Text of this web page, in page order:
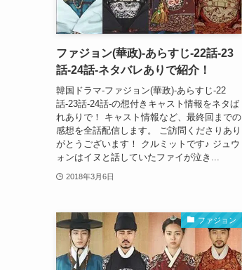
ファジョン(華政)-あらすじ-22話-23
話-24話-ネタバレありで紹介！
韓国ドラマ-ファジョン(華政)-あらすじ-22
話-23話-24話-の想付きキャスト情報をネタば
れありで！ キャスト情報など、最終回までの
感想を全話配信します。 ご訪問くださりあり
がとうございます！ クルミットです♪ ジュウ
ォンはイヌと話していたファイが泣き...
2018年3月6日
ファジョン